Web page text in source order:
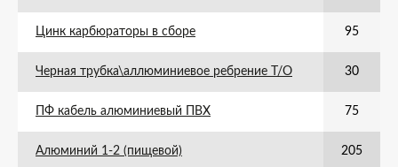
Цинк карбюраторы в сборе 95
Черная трубка\аллюминиевое ребрение Т/О 30
ПФ кабель алюминиевый ПВХ 75
Алюминий 1-2 (пищевой) 205